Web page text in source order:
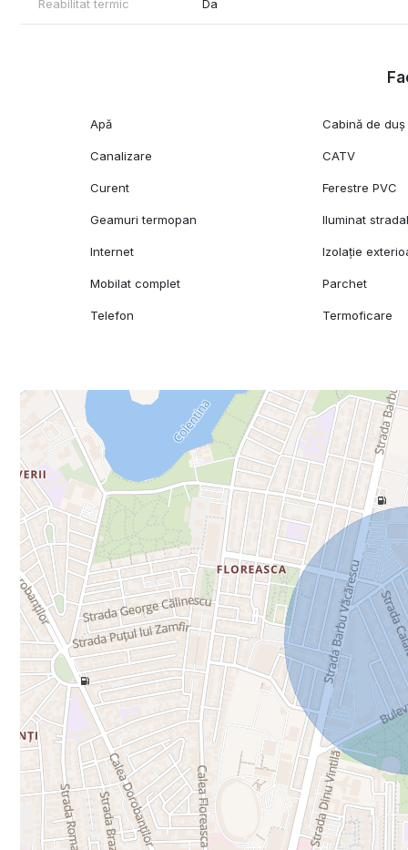
Reabilitat termic Da
Apă Cabină de duș
Canalizare CATV
Curent Ferestre PVC
Geamuri termopan Iluminat stradal
Internet Izolație
Mobilat complet Parchet
Telefon Termoficare